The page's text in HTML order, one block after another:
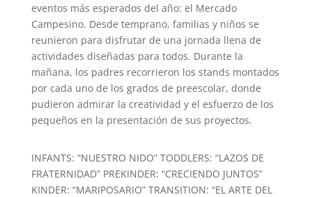
eventos más esperados del año: el Mercado
Campesino. Desde temprano, familias y niños se
reunieron para disfrutar de una jornada llena de
actividades diseñadas para todos. Durante la
mañana, los padres recorrieron los stands montados
por cada uno de los grados de preescolar, donde
pudieron admirar la creatividad y el esfuerzo de los
pequeños en la presentación de sus proyectos.
INFANTS: “NUESTRO NIDO” TODDLERS: “LAZOS DE
FRATERNIDAD” PREKINDER: “CRECIENDO JUNTOS”
KINDER: “MARIPOSARIO” TRANSITION: “EL ARTE DEL